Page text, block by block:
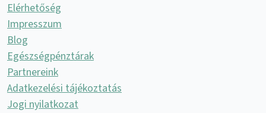
Elérhetőség
Impresszum
Blog
Egészségpénztárak
Partnereink
Adatkezelési tájékoztatás
Jogi nyilatkozat